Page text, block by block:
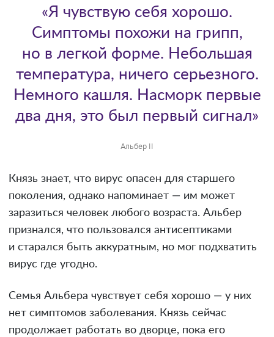
Альбер II
«Я чувствую себя хорошо.
Симптомы похожи на грипп,
но в легкой форме. Небольшая
температура, ничего серьезного.
Немного кашля. Насморк первые
два дня, это был первый сигнал»
Князь знает, что вирус опасен для старшего
поколения, однако напоминает — им может
заразиться человек любого возраста. Альбер
признался, что пользовался антисептиками
и старался быть аккуратным, но мог подхватить
вирус где угодно.
Семья Альбера чувствует себя хорошо — у них
нет симптомов заболевания. Князь сейчас
продолжает работать во дворце, пока его